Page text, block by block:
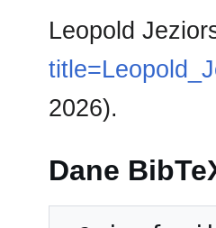
Leopold
2026).
Dane